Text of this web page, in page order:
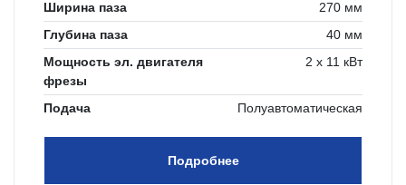
погрузчика.
Ширина паза
270 мм
Глубина паза
40 мм
Мощность эл. двигателя
фрезы
2 х 11 кВт
Подача Полуавтоматическая
Подробнее